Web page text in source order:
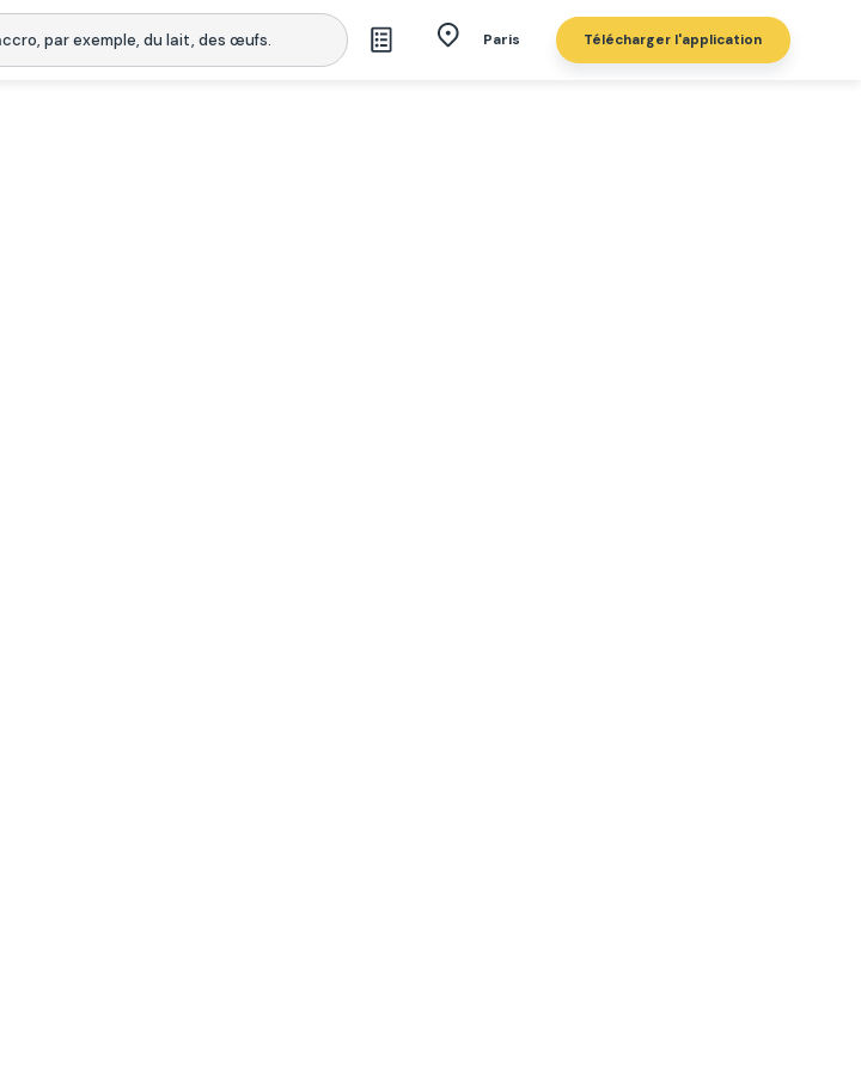
Paris Télécharger l'application